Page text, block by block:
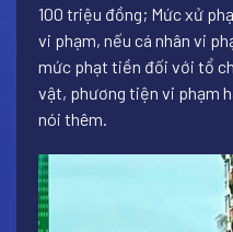
100 triệu đồng; Mức xử
vi phạm, nếu cá nhân vi
mức phạt tiền đối với tổ
vật, phương tiện vi phạm
nói thêm.